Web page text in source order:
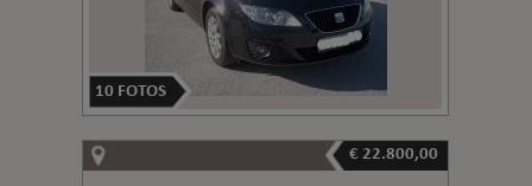
10 FOTOS
€ 22.800,00